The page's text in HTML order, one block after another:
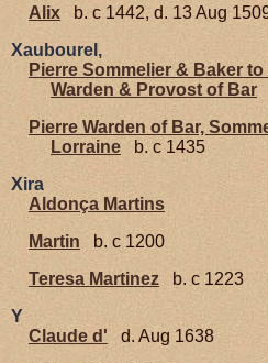
Alix
b. c 1442, d. 13 Aug
Xaubourel,
Pierre Sommelier & Baker
Warden & Provost of Bar
Pierre Warden of Bar,
Lorraine
b. c 1435
Xira
Aldonça Martins
Martin
b. c 1200
Teresa Martinez
b. c 1223
Y
Claude d'
d. Aug 1638